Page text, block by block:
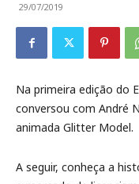
29/07/2019
Na primeira edição do
conversou com André
animada Glitter Model.
A seguir, conheça a